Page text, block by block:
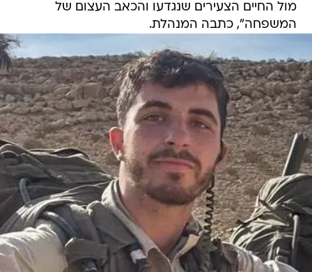
מול החיים הצעירים שנגדעו והכאב העצום של
המשפחה", כתבה המנהלת.